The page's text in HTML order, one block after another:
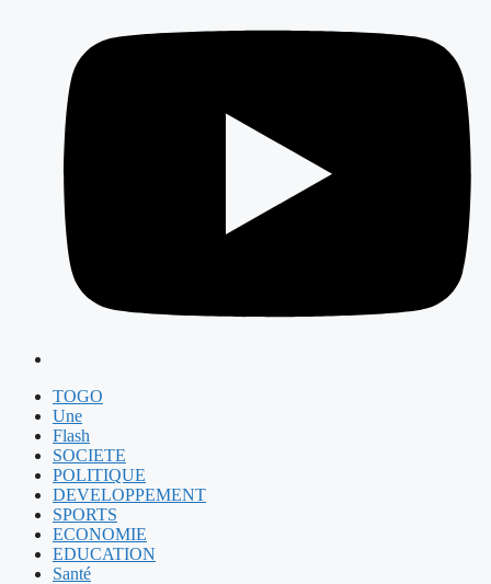
TOGO
Une
Flash
SOCIETE
POLITIQUE
DEVELOPPEMENT
SPORTS
ECONOMIE
EDUCATION
Santé